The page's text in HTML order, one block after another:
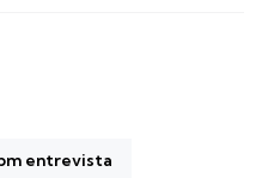
entrevista